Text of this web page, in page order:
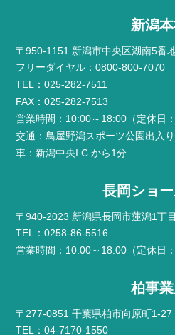
新潟
〒950-1151 新潟市中央区湖南5番
フリーダイヤル：0800-800-7070
TEL：025-282-7511
FAX：025-282-7513
営業時間：10:00～18:00（定休日
交通：鳥屋野潟スポーツ公園出入
車：新潟中央I.C.から1分
長岡ショ
〒940-2023 新潟県長岡市蓮潟1丁
TEL：0258-86-5516
営業時間：10:00～18:00（定休日
柏事
〒277-0851 千葉県柏市向原町1-27
TEL：04-7170-1550